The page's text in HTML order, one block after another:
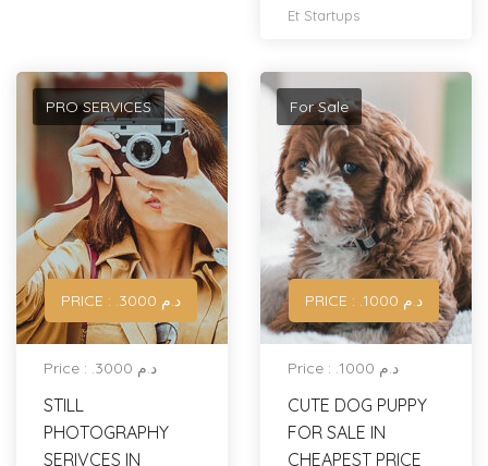
Et Startups
PRICE : .د.م 3000
PRO SERVICES
Price : .د.م 3000
STILL
PHOTOGRAPHY
SERIVCES IN
PRICE : .د.م 1000
For Sale
Price : .د.م 1000
CUTE DOG PUPPY
FOR SALE IN
CHEAPEST PRICE